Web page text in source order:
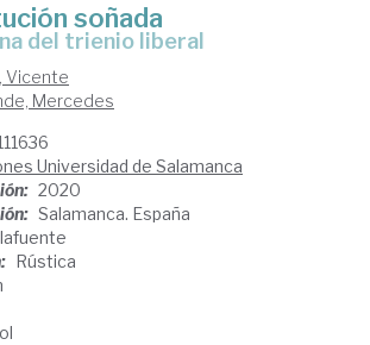
soñada
del trienio liberal
Vicente
Mercedes
Universidad de Salamanca
2020
Salamanca. España
Rústica